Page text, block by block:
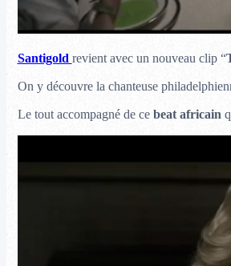
Santigold revient avec un nouveau clip “
On y découvre la chanteuse
Le tout accompagné de ce beat africain